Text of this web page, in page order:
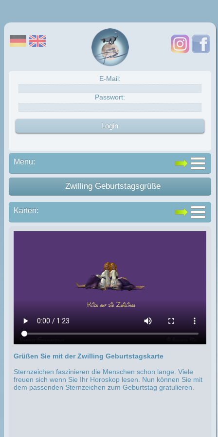
E-Mail:
Passwort:
Menu:
Zwilling Geburtstagsgrüße
Karten:
Grüßen Sie mit der Zwilling Geburtstagskarte
Sternzeichen faszinieren die Menschen schon lange. Viele
freuen sich wenn Sie Ihr Horoskop lesen. Nun können Sie mit
dem passenden Sternzeichen zum Geburtstag gratulieren.